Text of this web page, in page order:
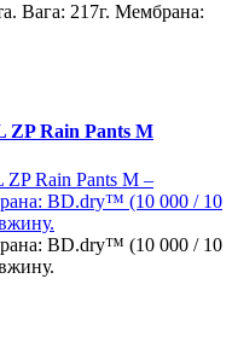
Вага: 217г. Мембрана:
ZP Rain Pants M
BD.dry™ (10 000 / 10